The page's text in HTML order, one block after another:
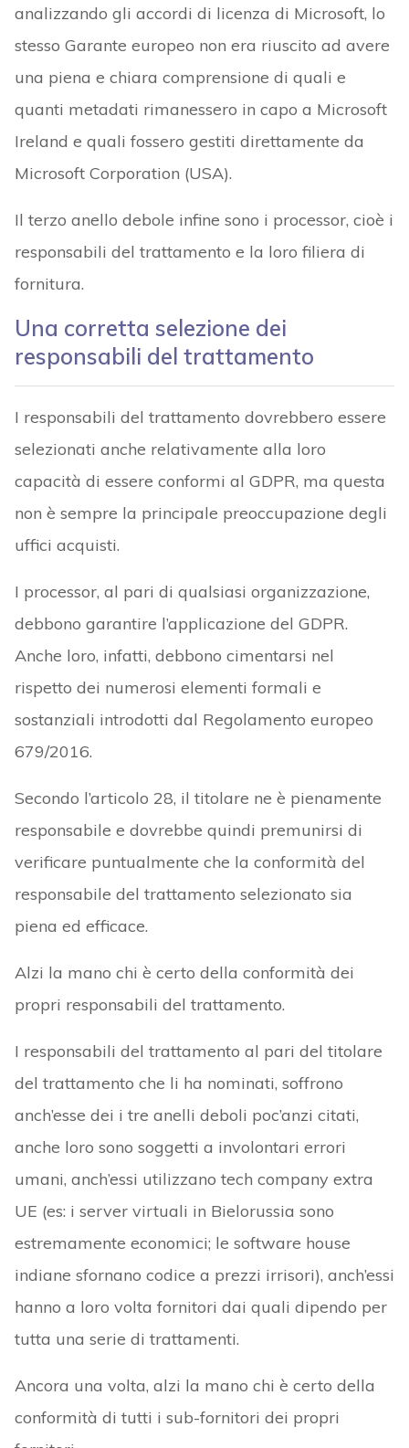
analizzando gli accordi di licenza di Microsoft, lo
stesso Garante europeo non era riuscito ad avere
una piena e chiara comprensione di quali e
quanti metadati rimanessero in capo a Microsoft
Ireland e quali fossero gestiti direttamente da
Microsoft Corporation (USA).
Il terzo anello debole infine sono i processor, cioè i
responsabili del trattamento e la loro filiera di
fornitura.
Una corretta selezione dei
responsabili del trattamento
I responsabili del trattamento dovrebbero essere
selezionati anche relativamente alla loro
capacità di essere conformi al GDPR, ma questa
non è sempre la principale preoccupazione degli
uffici acquisti.
I processor, al pari di qualsiasi organizzazione,
debbono garantire l’applicazione del GDPR.
Anche loro, infatti, debbono cimentarsi nel
rispetto dei numerosi elementi formali e
sostanziali introdotti dal Regolamento europeo
679/2016.
Secondo l’articolo 28, il titolare ne è pienamente
responsabile e dovrebbe quindi premunirsi di
verificare puntualmente che la conformità del
responsabile del trattamento selezionato sia
piena ed efficace.
Alzi la mano chi è certo della conformità dei
propri responsabili del trattamento.
I responsabili del trattamento al pari del titolare
del trattamento che li ha nominati, soffrono
anch’esse dei i tre anelli deboli poc’anzi citati,
anche loro sono soggetti a involontari errori
umani, anch’essi utilizzano tech company extra
UE (es: i server virtuali in Bielorussia sono
estremamente economici; le software house
indiane sfornano codice a prezzi irrisori), anch’essi
hanno a loro volta fornitori dai quali dipendo per
tutta una serie di trattamenti.
Ancora una volta, alzi la mano chi è certo della
conformità di tutti i sub-fornitori dei propri